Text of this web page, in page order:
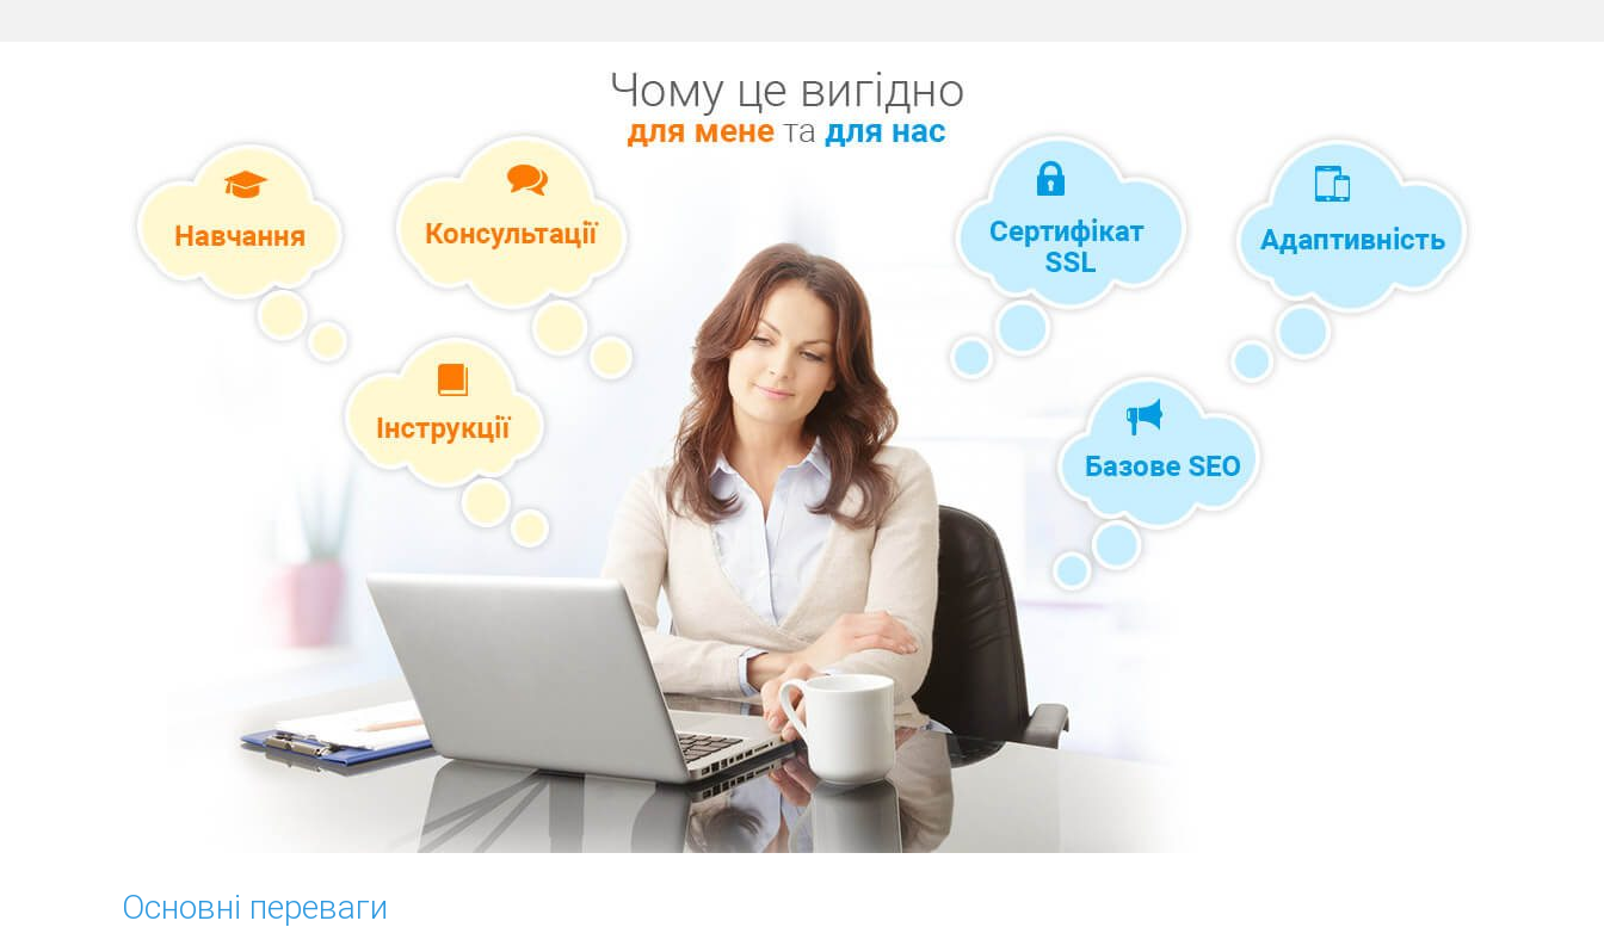
Основні переваги